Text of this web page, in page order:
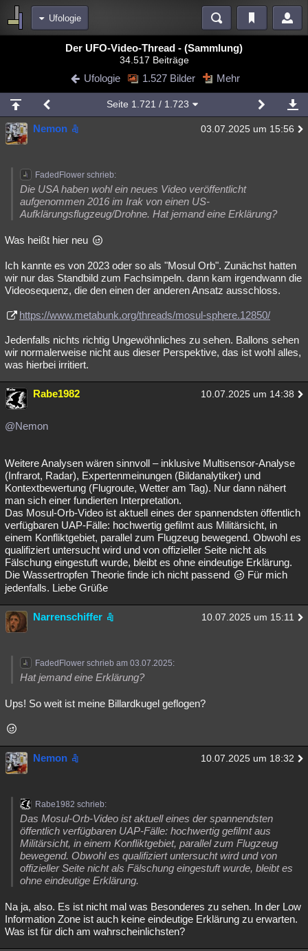
Ufologie
Diskussionen Blogs Videos
Chat Wiki Neuigkeiten
meine Rubriken
Menschen Wissenschaft Mystery Kriminalfälle
Natur Umfragen Unterhaltung
weitere Rubriken
Musik Clash Verbesserungen Allmystery English
Besucht Teilgenommen Alle Neue Geschlossen
Lesenswert Schlüsselwörter
Der UFO-Video-Thread - (Sammlung)
34.517 Beiträge
Ufologie 1.527 Bilder Mehr
Seite 1.721 / 1.723
Nemon 03.07.2025 um 15:56
FadedFlower schrieb:
Die USA haben wohl ein neues Video veröffentlicht
aufgenommen 2016 im Irak von einen US-
Aufklärungsflugzeug/Drohne. Hat jemand eine Erklärung?
Was heißt hier neu
Ich kannte es von 2023 oder so als "Mosul Orb". Zunächst hatten
wir nur das Standbild zum Fachsimpeln. dann kam irgendwann die
Videosequenz, die den einen der anderen Ansatz ausschloss.
https://www.metabunk.org/threads/mosul-sphere.12850/
Jedenfalls nichts richtig Ungewöhnliches zu sehen. Ballons sehen
wir normalerweise nicht aus dieser Perspektive, das ist wohl alles,
was hierbei irritiert.
Rabe1982 10.07.2025 um 14:38
@Nemon
Weitere Analysen wären sinnvoll – inklusive Multisensor-Analyse
(Infrarot, Radar), Expertenmeinungen (Bildanalytiker) und
Kontextbewertung (Flugroute, Wetter am Tag). Nur dann nähert
man sich einer fundierten Interpretation.
Das Mosul-Orb-Video ist aktuell eines der spannendsten öffentlich
verfügbaren UAP-Fälle: hochwertig gefilmt aus Militärsicht, in
einem Konfliktgebiet, parallel zum Flugzeug bewegend. Obwohl es
qualifiziert untersucht wird und von offizieller Seite nicht als
Fälschung eingestuft wurde, bleibt es ohne eindeutige Erklärung.
Die Wassertropfen Theorie finde ich nicht passend
Für mich
jedenfalls. Liebe Grüße
Narrenschiffer 10.07.2025 um 15:11
FadedFlower schrieb am 03.07.2025:
Hat jemand eine Erklärung?
Ups! So weit ist meine Billardkugel geflogen?
Nemon 10.07.2025 um 18:32
Rabe1982 schrieb:
Das Mosul-Orb-Video ist aktuell eines der spannendsten
öffentlich verfügbaren UAP-Fälle: hochwertig gefilmt aus
Militärsicht, in einem Konfliktgebiet, parallel zum Flugzeug
bewegend. Obwohl es qualifiziert untersucht wird und von
offizieller Seite nicht als Fälschung eingestuft wurde, bleibt es
ohne eindeutige Erklärung.
Na ja, also. Es ist nicht mal was Besonderes zu sehen. In der Low
Information Zone ist auch keine eindeutige Erklärung zu erwarten.
Was ist für dich am wahrscheinlichsten?